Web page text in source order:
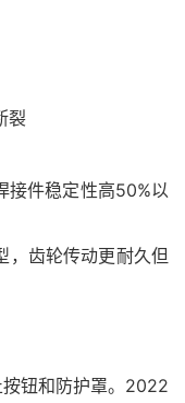
裂
接件稳定性高50%以
，齿轮传动更耐久但
钮和防护罩。2022